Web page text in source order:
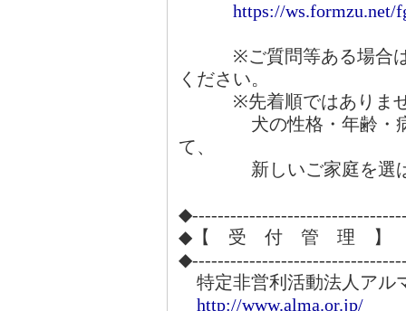
https://ws.formzu.net/
※ご質問等ある場合は
ください。
※先着順ではありま
犬の性格・年齢・病気
て、
新しいご家庭を選ば
◆【 受 付 管 理 】
特定非営利活動法人アル
http://www.alma.or.jp/